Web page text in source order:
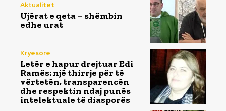
Aktualitet
Ujërat e qeta – shëmbin
edhe urat
Kryesore
Letër e hapur drejtuar Edi
Ramës: një thirrje për të
vërtetën, transparencën
dhe respektin ndaj punës
intelektuale të diasporës